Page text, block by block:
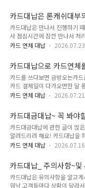
능하여 편리하답니다.​카드사로
분 대출 가능금액이 대납금액
하지 않도록 조심해야겠죠.보
우에는 핸드폰을 많이 사용하
로그램이 깔릴 수 있기 때문에
트폰을 해킹 당하면 스마트폰
다고 생각하시면 됩니다. 그래
자의 이름, 연락처 등등 여러가
대출 사기에 노출될 위험이 커
카드대납은 론캐쉬대부
카드대납은 만나서 진행하기
사 점심시간에 잠깐 만나서 처
이 진행될 수 있습니다. 어느정
실 수 있습니다. 카드대납 처
이 다르고 까다로운 카드가 있
꼭 카드연체대납 전문 카드사
일이 없도록 해야겠습니다. ​​​#
출#카드잔여한도대출#카드대
료#안양카드대납 #수원카드대
납#인천카드대납 #부산카드대
#울산..
카드 연체 대납 2026.07.23
카드대납으로 카드연체
카드를 쓰다보면 금방오는카
카드 결제일이 다가오면한 달
랴무턱대고 쓴 카드 결제 금액
카드대납 연체를 하다가는 카
그만큼 신용도와카드한도가 줄
문입니다.​​참 난감한 상황에서
계실 겁니다.카드대납하기 전
에 영향을 받아서금융활동을
간편해서이용해보시는 분들도
이 되지는 않는답니다.카드한
사람이..
카드 연체 대납 2026.07.21
카드대금대납~ 꼭 봐야
카드대금대납에 관한 글이 많
알려드리려 해요! 카드대납을
경우가 많습니다. 그로 인해 싼
것입니다. 가격이 저렴하다고
다.특히 카드대금대납을 고려
않을 때 이용하게 되는데요!
더욱 조심하셔야 겠습니다.​여
카드 연체 대납 2026.07.16
카드대납_ 주의사항~및
카드대납은 유의사항을 알고
워낙 고객들마다 상황이 달라